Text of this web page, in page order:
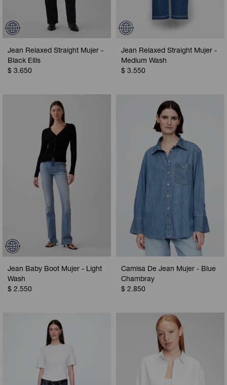
Jean Relaxed Straight Mujer -
Black Ellis
$ 3.650
Jean Relaxed Straight Mujer -
Medium Wash
$ 3.550
Jean Baby Boot Mujer - Light
Wash
$ 2.550
Camisa De Jean Mujer - Blue
Chambray
$ 2.850